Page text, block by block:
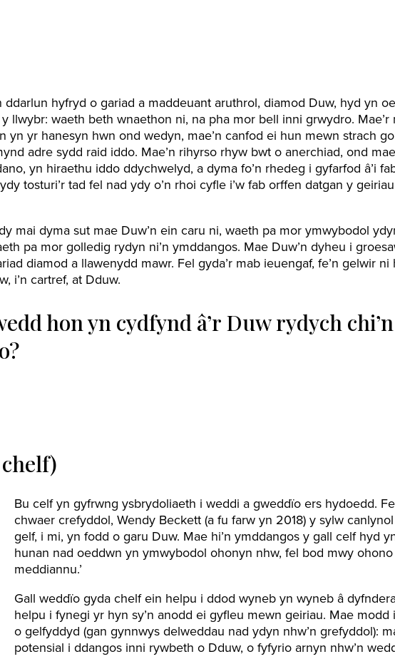
ddarlun hyfryd o gariad a maddeuant aruthrol, diamod Duw, hyd yn
llwybr: waeth beth wnaethon ni, na pha mor bell inni grwydro. Mae’r
yn yr hanesyn hwn ond wedyn, mae’n canfod ei hun mewn strach
adre sydd raid iddo. Mae’n rihyrso rhyw bwt o anerchiad, ond
yn hiraethu iddo ddychwelyd, a dyma fo’n rhedeg i gyfarfod â’i
tosturi’r tad fel nad ydy o’n rhoi cyfle i’w fab orffen datgan y
mai dyma sut mae Duw’n ein caru ni, waeth pa mor ymwybodol
pa mor golledig rydyn ni’n ymddangos. Mae Duw’n dyheu i
diamod a llawenydd mawr. Fel gyda’r mab ieuengaf, fe’n gelwir ni
i’n cartref, at Dduw.
hon yn cydfynd â’r Duw rydych chi’n
Bu celf yn gyfrwng ysbrydoliaeth i weddi a gweddïo ers hydoedd.
chwaer crefyddol, Wendy Beckett (a fu farw yn 2018) y sylw
gelf, i mi, yn fodd o garu Duw. Mae hi’n ymddangos y gall celf hyd
hunan nad oeddwn yn ymwybodol ohonyn nhw, fel bod mwy
meddiannu.’
Gall weddïo gyda chelf ein helpu i ddod wyneb yn wyneb â
helpu i fynegi yr hyn sy’n anodd ei gyfleu mewn geiriau. Mae
o gelfyddyd (gan gynnwys delweddau nad ydyn nhw’n grefyddol):
potensial i ddangos inni rywbeth o Dduw, o fyfyrio arnyn nhw’n